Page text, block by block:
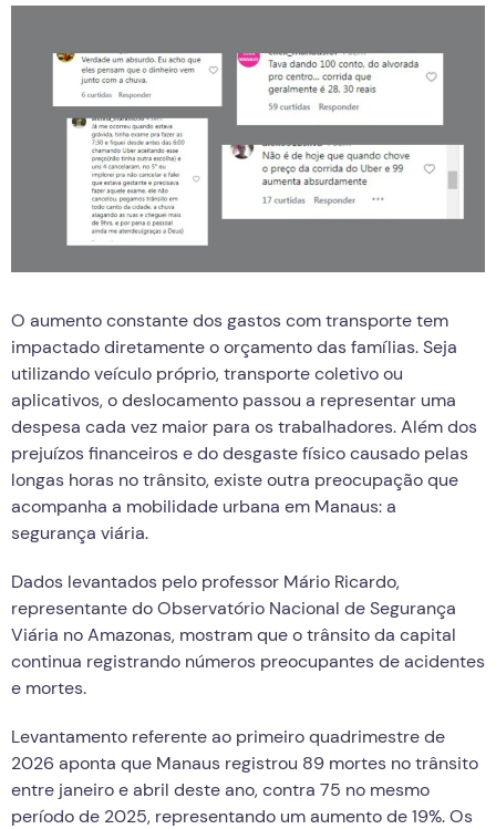
O aumento constante dos gastos com transporte tem
impactado diretamente o orçamento das famílias. Seja
utilizando veículo próprio, transporte coletivo ou
aplicativos, o deslocamento passou a representar uma
despesa cada vez maior para os trabalhadores. Além dos
prejuízos financeiros e do desgaste físico causado pelas
longas horas no trânsito, existe outra preocupação que
acompanha a mobilidade urbana em Manaus: a
segurança viária.
Dados levantados pelo professor Mário Ricardo,
representante do Observatório Nacional de Segurança
Viária no Amazonas, mostram que o trânsito da capital
continua registrando números preocupantes de acidentes
e mortes.
Levantamento referente ao primeiro quadrimestre de
2026 aponta que Manaus registrou 89 mortes no trânsito
entre janeiro e abril deste ano, contra 75 no mesmo
período de 2025, representando um aumento de 19%. Os